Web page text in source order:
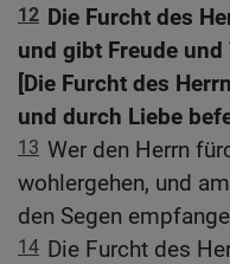
12 Die Furcht des
und gibt Freude
[Die Furcht des
und durch Liebe
13 Wer den Herrn
wohlergehen, und
den Segen
14 Die Furcht des